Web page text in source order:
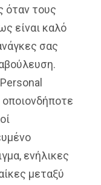
όταν τους
είναι καλό
σας
ενήλικες
μεταξύ